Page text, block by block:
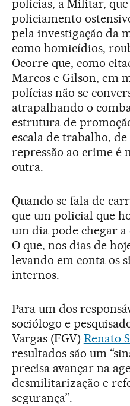
polícias, a Militar,
policiamento
pela investigação da
como homicídios,
Ocorre que, como
Marcos e Gilson, em
polícias não se
atrapalhando o
estrutura de
escala de trabalho,
repressão ao crime é
outra.
Quando se fala de
que um policial que
um dia pode chegar
O que, nos dias de
levando em conta os
internos.
Para um dos
sociólogo e
Vargas (FGV) Renato
resultados são um
precisa avançar na
desmilitarização e
segurança”.